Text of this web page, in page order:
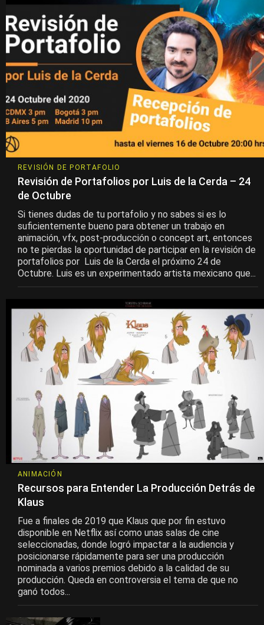
REVISIÓN DE PORTAFOLIO
Revisión de Portafolios por Luis de la Cerda – 24
de Octubre
Si tienes dudas de tu portafolio y no sabes si es lo
suficientemente bueno para obtener un trabajo en
animación, vfx, post-producción o concept art, entonces
no te pierdas la oportunidad de participar en la revisión de
portafolios por Luis de la Cerda el próximo 24 de
Octubre. Luis es un experimentado artista mexicano que...
ANIMACIÓN
Recursos para Entender La Producción Detrás de
Klaus
Fue a finales de 2019 que Klaus que por fin estuvo
disponible en Netflix así como unas salas de cine
seleccionadas, donde logró impactar a la audiencia y
posicionarse rápidamente para ser una producción
nominada a varios premios debido a la calidad de su
producción. Queda en controversia el tema de que no
ganó todos...